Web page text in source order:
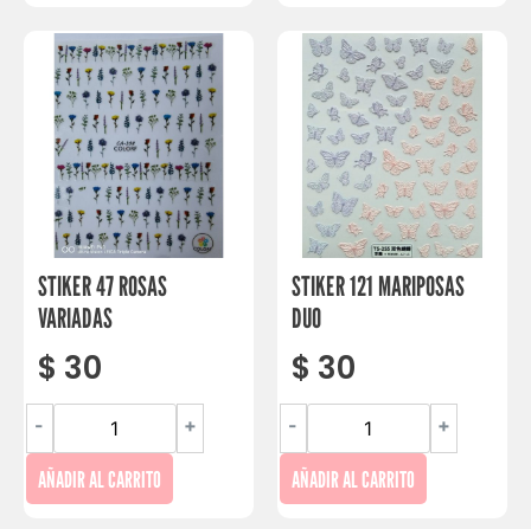
STIKER 47 ROSAS
VARIADAS
$ 30
- +
AÑADIR AL CARRITO
STIKER 121 MARIPOSAS
DUO
$ 30
- +
AÑADIR AL CARRITO